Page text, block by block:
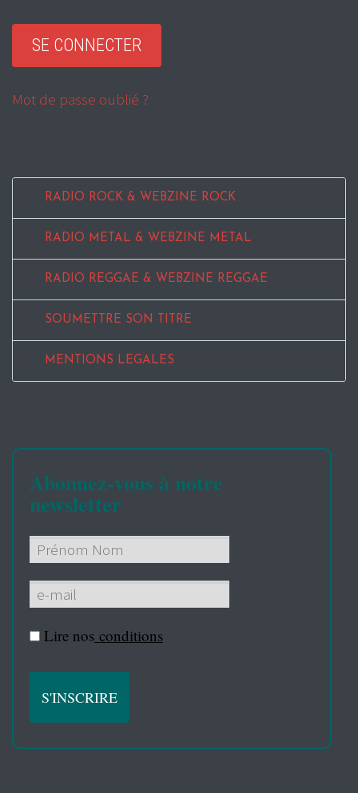
Mot de passe oublié ?
RADIO ROCK & WEBZINE ROCK
RADIO METAL & WEBZINE METAL
RADIO REGGAE & WEBZINE REGGAE
SOUMETTRE SON TITRE
MENTIONS LEGALES
Abonnez-vous à notre
newsletter
Lire nos conditions